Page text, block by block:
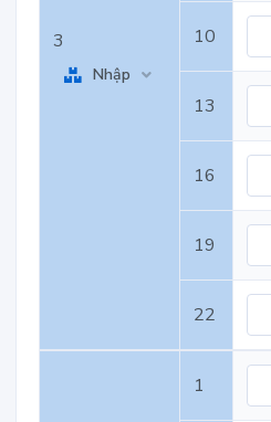
3
Nhập
10
13
16
19
22
1